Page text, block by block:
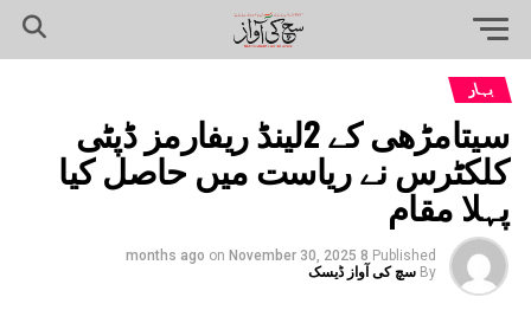
بہار
سیتامڑھی کے 2لینڈ ریفارمز ڈپٹی
کلکٹرس نے ریاست میں حاصل کیا
پہلا مقام
Published
8 months ago
on November 30, 2025
By سچ کی آواز ڈیسک